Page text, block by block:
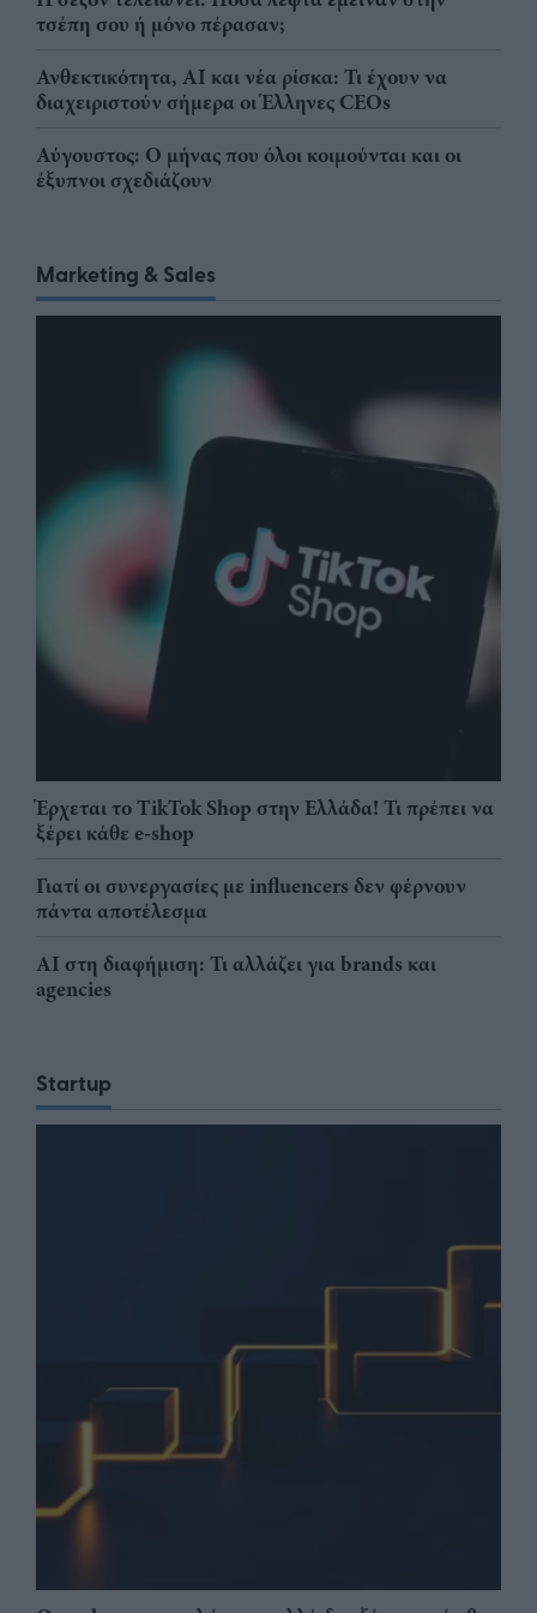
τσέπη σου ή μόνο πέρασαν;
Ανθεκτικότητα, AI και νέα ρίσκα: Τι έχουν να
διαχειριστούν σήμερα οι Έλληνες CEOs
Αύγουστος: Ο μήνας που όλοι κοιμούνται και οι
έξυπνοι σχεδιάζουν
Marketing & Sales
Έρχεται το TikTok Shop στην Ελλάδα! Τι πρέπει να
ξέρει κάθε e-shop
Γιατί οι συνεργασίες με influencers δεν φέρνουν
πάντα αποτέλεσμα
AI στη διαφήμιση: Τι αλλάζει για brands και
agencies
Startup